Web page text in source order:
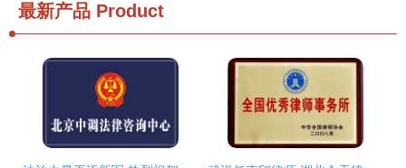
最新产品 Product